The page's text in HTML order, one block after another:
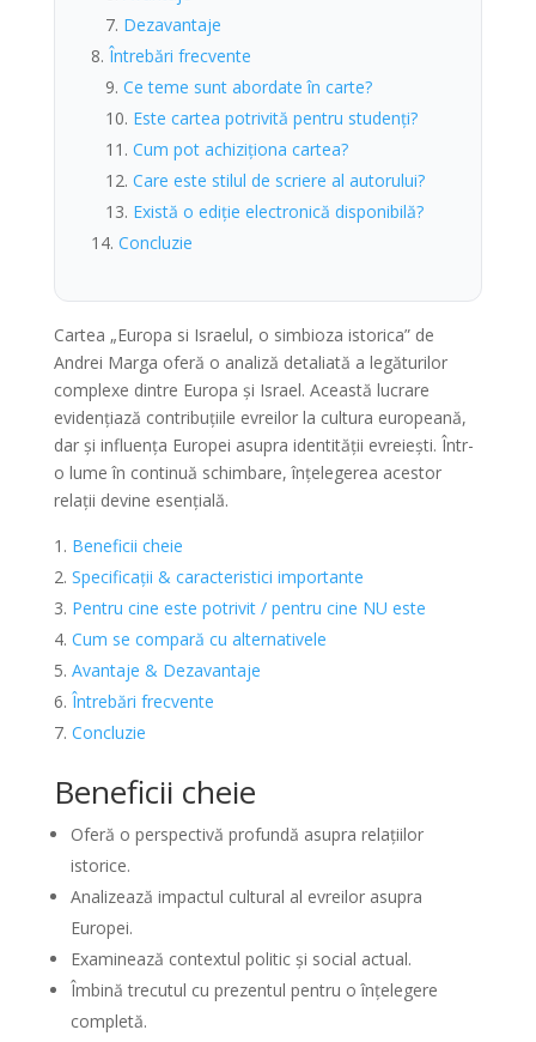
Dezavantaje
Întrebări frecvente
Ce teme sunt abordate în carte?
Este cartea potrivită pentru studenți?
Cum pot achiziționa cartea?
Care este stilul de scriere al autorului?
Există o ediție electronică disponibilă?
Concluzie
Cartea „Europa si Israelul, o simbioza istorica” de
Andrei Marga oferă o analiză detaliată a legăturilor
complexe dintre Europa și Israel. Această lucrare
evidențiază contribuțiile evreilor la cultura europeană,
dar și influența Europei asupra identității evreiești. Într-
o lume în continuă schimbare, înțelegerea acestor
relații devine esențială.
Beneficii cheie
Specificații & caracteristici importante
Pentru cine este potrivit / pentru cine NU este
Cum se compară cu alternativele
Avantaje & Dezavantaje
Întrebări frecvente
Concluzie
Beneficii cheie
Oferă o perspectivă profundă asupra relațiilor
istorice.
Analizează impactul cultural al evreilor asupra
Europei.
Examinează contextul politic și social actual.
Îmbină trecutul cu prezentul pentru o înțelegere
completă.